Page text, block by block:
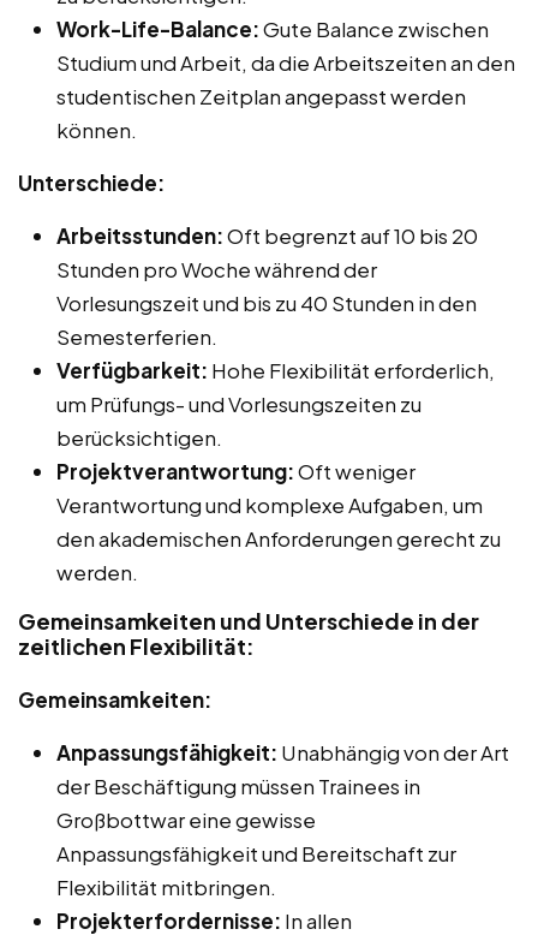
Work-Life-Balance:Gute Balance zwischen
Studium und Arbeit, da die Arbeitszeiten an den
studentischen Zeitplan angepasst werden
können.
Unterschiede:
Arbeitsstunden:Oft begrenzt auf 10 bis 20
Stunden pro Woche während der
Vorlesungszeit und bis zu 40 Stunden in den
Semesterferien.
Verfügbarkeit: Hohe Flexibilität erforderlich,
um Prüfungs- und Vorlesungszeiten zu
berücksichtigen.
Projektverantwortung:Oft weniger
Verantwortung und komplexe Aufgaben, um
den akademischen Anforderungen gerecht zu
werden.
Gemeinsamkeiten und Unterschiede in der
zeitlichen Flexibilität:
Gemeinsamkeiten:
Anpassungsfähigkeit: Unabhängig von der Art
der Beschäftigung müssen Trainees in
Großbottwar eine gewisse
Anpassungsfähigkeit und Bereitschaft zur
Flexibilität mitbringen.
Projekterfordernisse: In allen